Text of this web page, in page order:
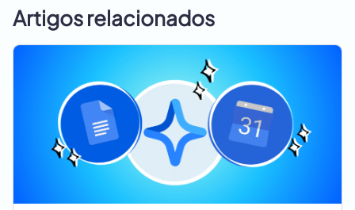
Artigos relacionados